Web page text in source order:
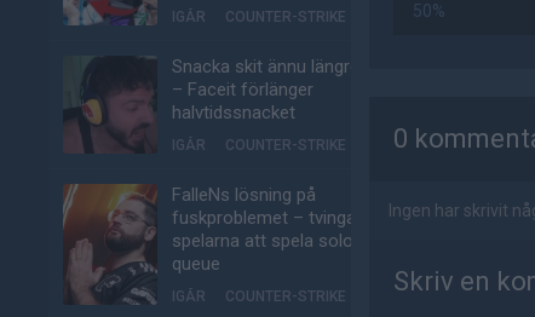
IGÅR COUNTER-STRIKE
Snacka skit ännu längre
– Faceit förlänger
halvtidssnacket
IGÅR COUNTER-STRIKE
FalleNs lösning på
fuskproblemet – tvinga
spelarna att spela solo-
queue
IGÅR COUNTER-STRIKE
50%
0
Ingen har skrivit
Skriv en